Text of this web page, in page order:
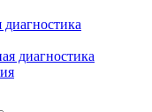
диагностика
диагностика